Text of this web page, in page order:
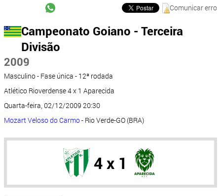
Comunicar erro
Campeonato Goiano - Terceira
Divisão
2009
Masculino - Fase única - 12ª rodada
Atlético Rioverdense 4 x 1 Aparecida
Quarta-feira, 02/12/2009 20:30
Mozart Veloso do Carmo- Rio Verde-GO (BRA)
4 x 1